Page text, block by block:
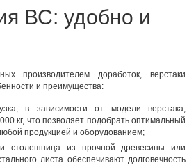
ВС: удобно и
производителем доработок, верстаки
и преимущества:
в зависимости от модели верстака,
кг, что позволяет подобрать оптимальный
продукцией и оборудованием;
и столешница из прочной древесины или
листа обеспечивают долговечность